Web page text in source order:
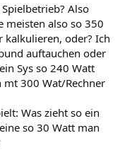
Also
meisten also so 350
oder? Ich
auftauchen oder
Sys so 240 Watt
mt 300 Wat/Rechner
Was zieht so ein
so 30 Watt man